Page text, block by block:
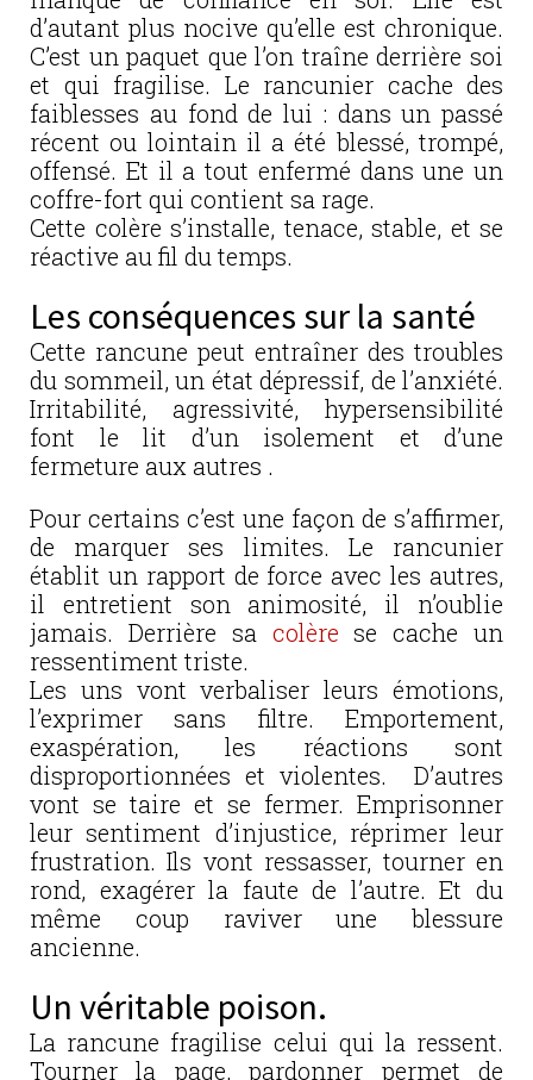
d’autant plus nocive qu’elle est chronique.
C’est un paquet que l’on traîne derrière soi
et qui fragilise. Le rancunier cache des
faiblesses au fond de lui : dans un passé
récent ou lointain il a été blessé, trompé,
offensé. Et il a tout enfermé dans une un
coffre-fort qui contient sa rage.
Cette colère s’installe, tenace, stable, et se
réactive au fil du temps.
Les conséquences sur la santé
Cette rancune peut entraîner des troubles
du sommeil, un état dépressif, de l’anxiété.
Irritabilité, agressivité, hypersensibilité
font le lit d’un isolement et d’une
fermeture aux autres .
Pour certains c’est une façon de s’affirmer,
de marquer ses limites. Le rancunier
établit un rapport de force avec les autres,
il entretient son animosité, il n’oublie
jamais. Derrière sa colère se cache un
ressentiment triste.
Les uns vont verbaliser leurs émotions,
l’exprimer sans filtre. Emportement,
exaspération, les réactions sont
disproportionnées et violentes. D’autres
vont se taire et se fermer. Emprisonner
leur sentiment d’injustice, réprimer leur
frustration. Ils vont ressasser, tourner en
rond, exagérer la faute de l’autre. Et du
même coup raviver une blessure
ancienne.
Un véritable poison.
La rancune fragilise celui qui la ressent.
Tourner la page, pardonner permet de